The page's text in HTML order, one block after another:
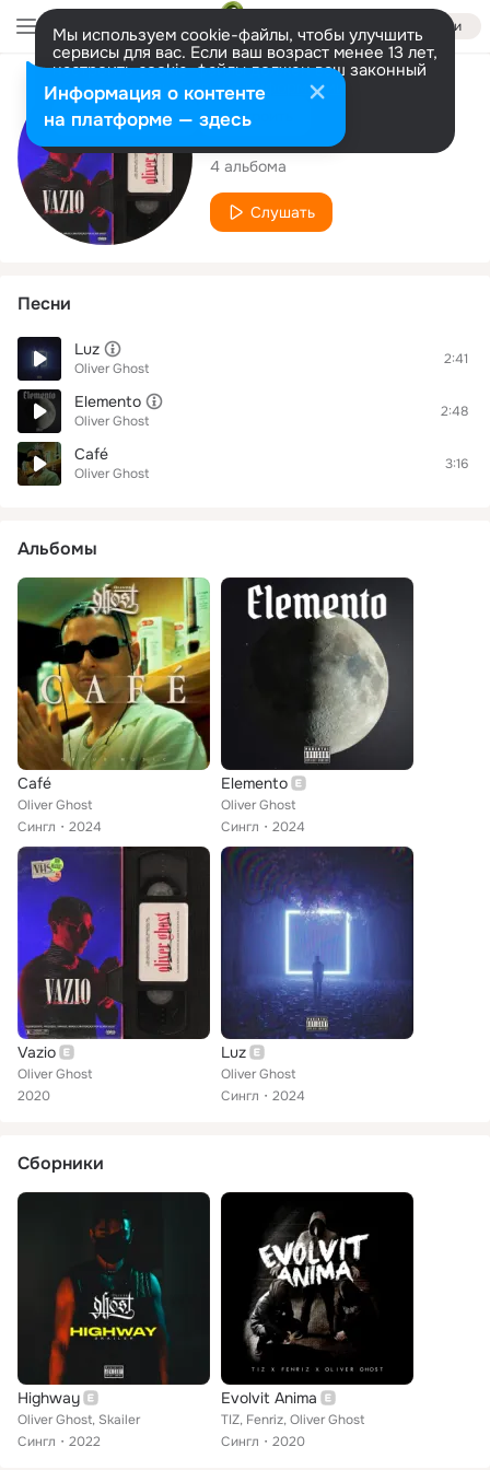
Войти
Мы используем cookie-файлы, чтобы улучшить
сервисы для вас. Если ваш возраст менее 13 лет,
настроить cookie-файлы должен ваш законный
представитель. Больше информации
Разрешить все Настроить
Исполнитель
Oliver Ghost
4 альбома
Слушать
Песни
Luz
Oliver Ghost
2:41
Elemento
Oliver Ghost
2:48
Café
Oliver Ghost
3:16
Альбомы
Café
Oliver Ghost
Сингл
2024
Elemento
Oliver Ghost
Сингл
2024
Vazio
Oliver Ghost
2020
Luz
Oliver Ghost
Сингл
2024
Сборники
Highway
Oliver Ghost, Skailer
Сингл
2022
Evolvit Anima
TIZ, Fenriz, Oliver Ghost
Сингл
2020
Информация о контенте
на платформе — здесь